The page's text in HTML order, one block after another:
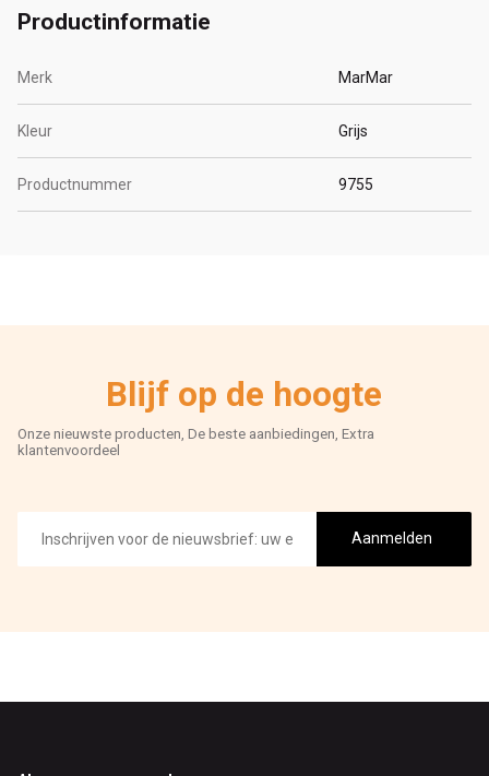
Productinformatie
Merk MarMar
Kleur Grijs
Productnummer 9755
Blijf op de hoogte
Onze nieuwste producten, De beste aanbiedingen, Extra
klantenvoordeel
mailadres
Aanmelden